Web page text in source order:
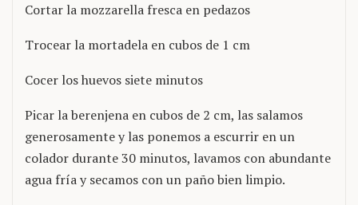
Cortar la mozzarella fresca en pedazos
Trocear la mortadela en cubos de 1 cm
Cocer los huevos siete minutos
Picar la berenjena en cubos de 2 cm, las salamos
generosamente y las ponemos a escurrir en un
colador durante 30 minutos, lavamos con abundante
agua fría y secamos con un paño bien limpio.